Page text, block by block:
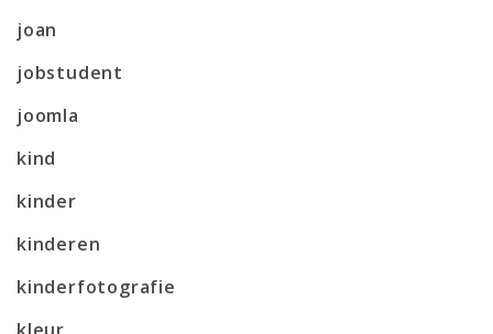
joan
jobstudent
joomla
kind
kinder
kinderen
kinderfotografie